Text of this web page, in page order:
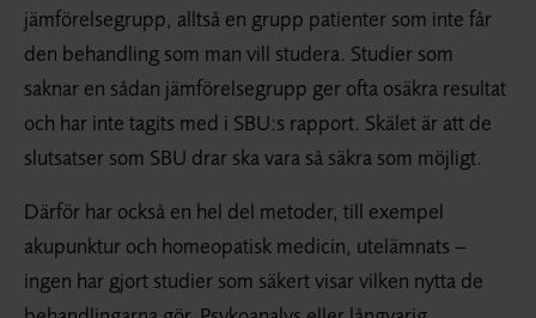
jämförelsegrupp, alltså en grupp patienter som inte får
den behandling som man vill studera. Studier som
saknar en sådan jämförelsegrupp ger ofta osäkra resultat
och har inte tagits med i SBU:s rapport. Skälet är att de
slutsatser som SBU drar ska vara så säkra som möjligt.
Därför har också en hel del metoder, till exempel
akupunktur och homeopatisk medicin, utelämnats –
ingen har gjort studier som säkert visar vilken nytta de